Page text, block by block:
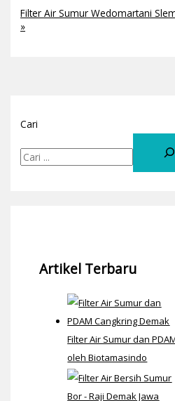
Filter Air Sumur Wedomartani
»
Cari
Artikel Terbaru
Filter Air Sumur dan
oleh Biotamasindo